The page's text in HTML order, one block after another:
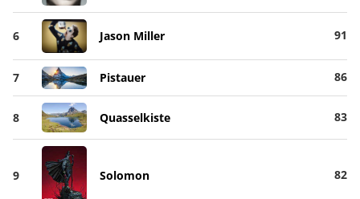
6 Jason Miller 91
7 Pistauer 86
8 Quasselkiste 83
9 Solomon 82